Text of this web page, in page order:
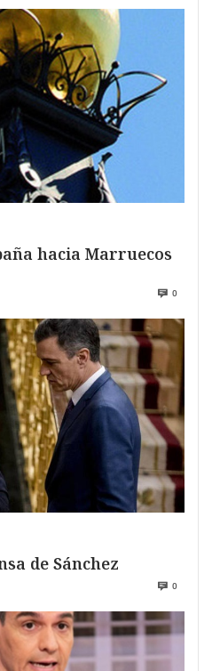
hacia Marruecos
0
de Sánchez
0